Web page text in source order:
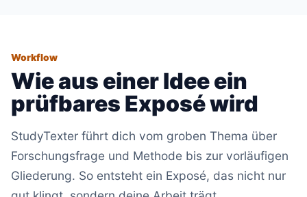
Workflow
Wie aus einer Idee ein
prüfbares Exposé wird
StudyTexter führt dich vom groben Thema über
Forschungsfrage und Methode bis zur vorläufigen
Gliederung. So entsteht ein Exposé, das nicht nur